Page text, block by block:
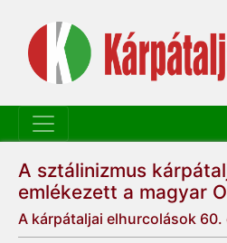
A sztálinizmus
emlékezett a magyar
A kárpátaljai elhurcolások